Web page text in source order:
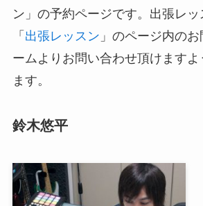
ン」の予約ページです。出張レ
「 出張レッスン 」のページ内の
ームよりお問い合わせ頂けますよ
ます。
鈴木悠平